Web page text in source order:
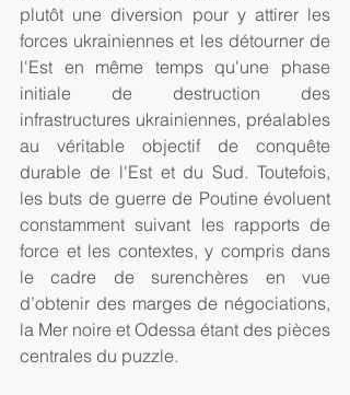
plutôt une diversion pour y attirer les
forces ukrainiennes et les détourner de
l'Est en même temps qu'une phase
initiale de destruction des
infrastructures ukrainiennes, préalables
au véritable objectif de conquête
durable de l'Est et du Sud. Toutefois,
les buts de guerre de Poutine évoluent
constamment suivant les rapports de
force et les contextes, y compris dans
le cadre de surenchères en vue
d’obtenir des marges de négociations,
la Mer noire et Odessa étant des pièces
centrales du puzzle.